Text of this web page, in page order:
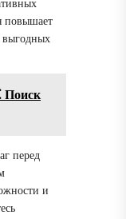
повышает
Поиск
перед
и